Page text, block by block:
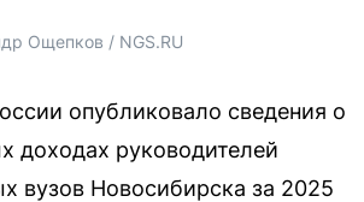
Ощепков / NGS.RU
опубликовало сведения о
доходах руководителей
вузов Новосибирска за 2025